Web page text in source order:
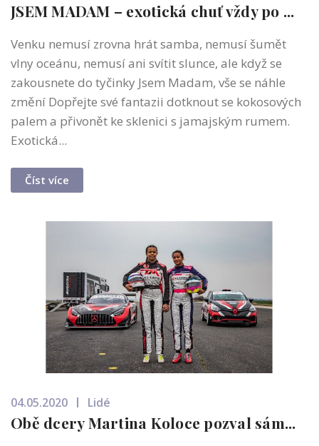
JSEM MADAM – exotická chuť vždy po ...
Venku nemusí zrovna hrát samba, nemusí šumět
vlny oceánu, nemusí ani svítit slunce, ale když se
zakousnete do tyčinky Jsem Madam, vše se náhle
změní Dopřejte své fantazii dotknout se kokosových
palem a přivonět ke sklenici s jamajským rumem.
Exotická...
Číst více
04.05.2020 Lidé
Obě dcery Martina Koloce pozval sám...